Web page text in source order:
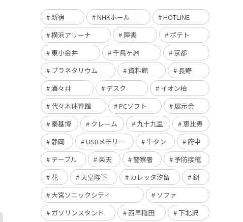
新宿 NHKホール
HOTLINE
横浜アリーナ
障害
ポテト
東小金井
千鳥ヶ淵
京都
プラネタリウム
資料館
長野
酒々井
デスク
イオン柏
代々木体育館
PCソフト
展示会
秦基博
クレーム 九十九里
恵比寿
静岡
USBメモリー 牛タン
府中
テーブル
楽天 警察署
予防接種
花
天皇陛下 カレッタ汐留
鍋
大宮ソニックシティ
ソファ
ガソリンスタンド
西早稲田
下北沢